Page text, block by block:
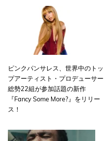
ピンクパンサレス、世界中のトッ
プアーティスト・プロデューサー
総勢22組が参加話題の新作
『Fancy Some More?』をリリー
ス！